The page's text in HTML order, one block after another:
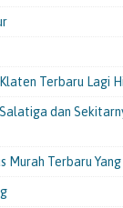
Terbaru Lagi
dan
Murah Terbaru